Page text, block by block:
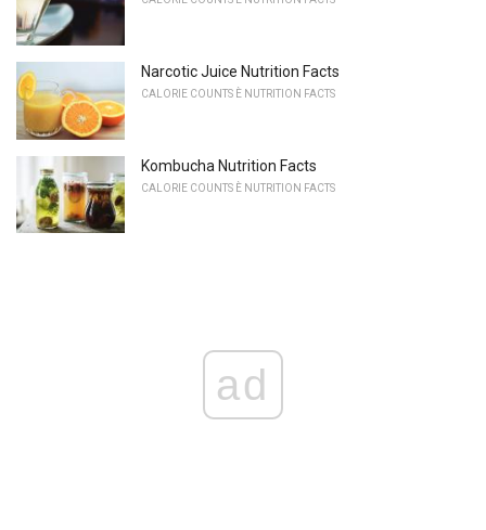
Narcotic Juice Nutrition Facts
CALORIE COUNTS È NUTRITION FACTS
Kombucha Nutrition Facts
CALORIE COUNTS È NUTRITION FACTS
ad